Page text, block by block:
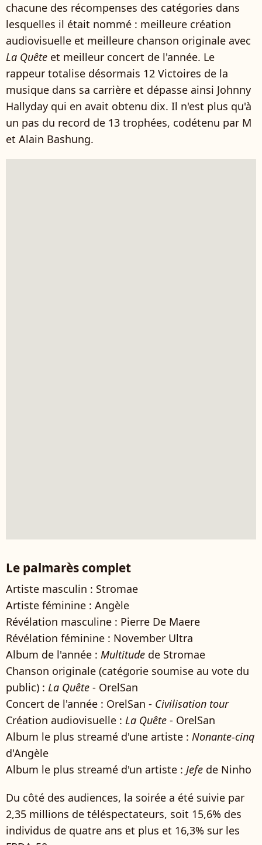
chacune des récompenses des catégories dans
lesquelles il était nommé : meilleure création
audiovisuelle et meilleure chanson originale avec
La Quête et meilleur concert de l'année. Le
rappeur totalise désormais 12 Victoires de la
musique dans sa carrière et dépasse ainsi Johnny
Hallyday qui en avait obtenu dix. Il n'est plus qu'à
un pas du record de 13 trophées, codétenu par M
et Alain Bashung.
Le palmarès complet
Artiste masculin : Stromae
Artiste féminine : Angèle
Révélation masculine : Pierre De Maere
Révélation féminine : November Ultra
Album de l'année : Multitude de Stromae
Chanson originale (catégorie soumise au vote du
public) : La Quête - OrelSan
Concert de l'année : OrelSan - Civilisation tour
Création audiovisuelle : La Quête - OrelSan
Album le plus streamé d'une artiste : Nonante-cinq
d'Angèle
Album le plus streamé d'un artiste : Jefe de Ninho
Du côté des audiences, la soirée a été suivie par
2,35 millions de téléspectateurs, soit 15,6% des
individus de quatre ans et plus et 16,3% sur les